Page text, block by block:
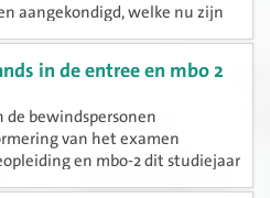
aangekondigd, welke nu zijn
aanleiding hiervan is ook de
in de entree en mbo 2
de bewindspersonen
van het examen
en mbo-2 dit studiejaar
ingevoerd.